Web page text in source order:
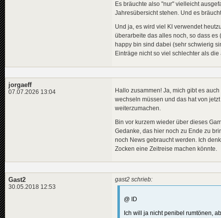
Es bräuchte also "nur" vielleicht
Jahresübersicht stehen. Und es
Und ja, es wird viel KI verwendet
überarbeite das alles noch, so dass
happy bin sind dabei (sehr schwierig
Einträge nicht so viel schlechter als die
jorgaeff
07.07.2026 13:04
Hallo zusammen! Ja, mich gibt es
wechseln müssen und das hat von
weiterzumachen.
Bin vor kurzem wieder über dieses
Gedanke, das hier noch zu Ende zu
noch News gebraucht werden. Ich
Zocken eine Zeitreise machen könnte.
Gast2
30.05.2018 12:53
gast2 schrieb:
@ ID
Ich will ja nicht penibel rumtönen,